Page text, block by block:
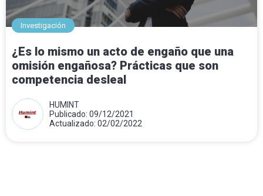
Investigación
¿Es lo mismo un acto de engaño que una
omisión engañosa? Prácticas que son
competencia desleal
HUMINT
Publicado: 09/12/2021
Actualizado: 02/02/2022